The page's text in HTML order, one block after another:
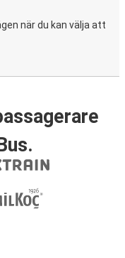
när du kan välja att